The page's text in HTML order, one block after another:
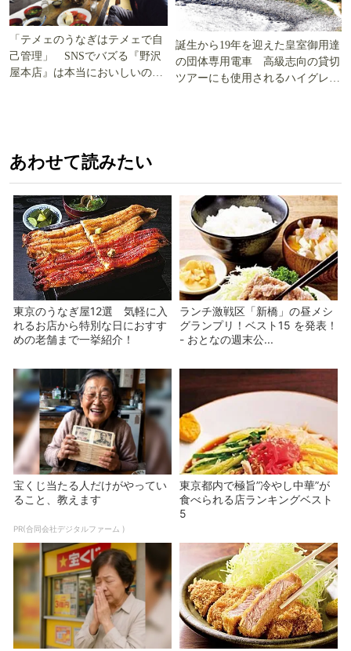
「テメェのうなぎはテメェで自
己管理」 SNSでバズる『野沢
屋本店』は本当においしいの
誕生から19年を迎えた皇室御用達
の団体専用電車 高級志向の貸切
ツアーにも使用されるハイグレー
あわせて読みたい
東京のうなぎ屋12選 気軽に入
れるお店から特別な日におすす
めの老舗まで一挙紹介！
ランチ激戦区「新橋」の昼メシ
グランプリ！ベスト15 を発表！
- おとなの週末公...
宝くじ当たる人だけがやってい
ること、教えます
PR(合同会社デジタルファーム )
東京都内で極旨”冷やし中華”が
食べられる店ランキングベスト
5